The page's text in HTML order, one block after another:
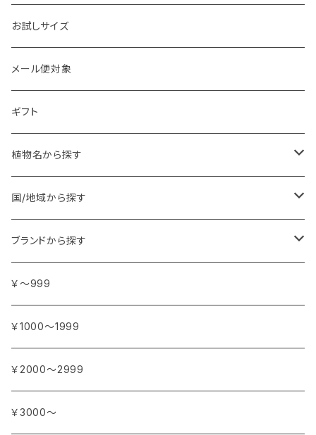
お試しサイズ
メール便対象
ギフト
植物名から探す
ア行
アンジェリカ
イランイラン
カ行
ガーデニア (クチナシ)
カカオ
サ行
シダーウッド
シナモン
タ行
タイム
チェリー
ナ行
ナツメグ
ハ行
国/地域から探す
ヨーロッパ
フランス
イタリア
アフリカ
ブルキナファソ
南アフリカ
アジア
トルコ
シリア
ブランドから探す
アトリエ・ボヌール・ドゥ・ジュール
アンティカ・ドルチェリア・ボナイユート
オウロシカ
カンパニー デュ ミエル
￥～999
￥1000～1999
￥2000～2999
￥3000～